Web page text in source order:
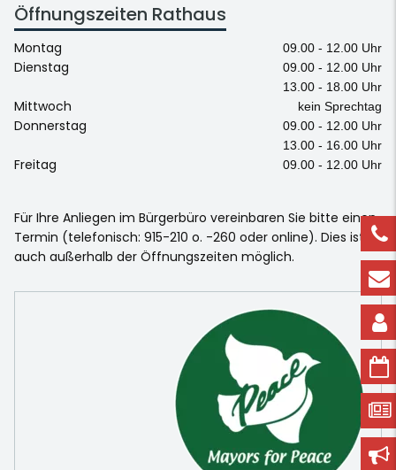
Öffnungszeiten Rathaus
Montag 09.00 - 12.00 Uhr
Dienstag
09.00 - 12.00 Uhr
13.00 - 18.00 Uhr
Mittwoch kein Sprechtag
Donnerstag
09.00 - 12.00 Uhr
13.00 - 16.00 Uhr
Freitag 09.00 - 12.00 Uhr
Für Ihre Anliegen im Bürgerbüro vereinbaren Sie bitte einen
Termin (telefonisch: 915-210 o. -260 oder online). Dies ist
auch außerhalb der Öffnungszeiten möglich.